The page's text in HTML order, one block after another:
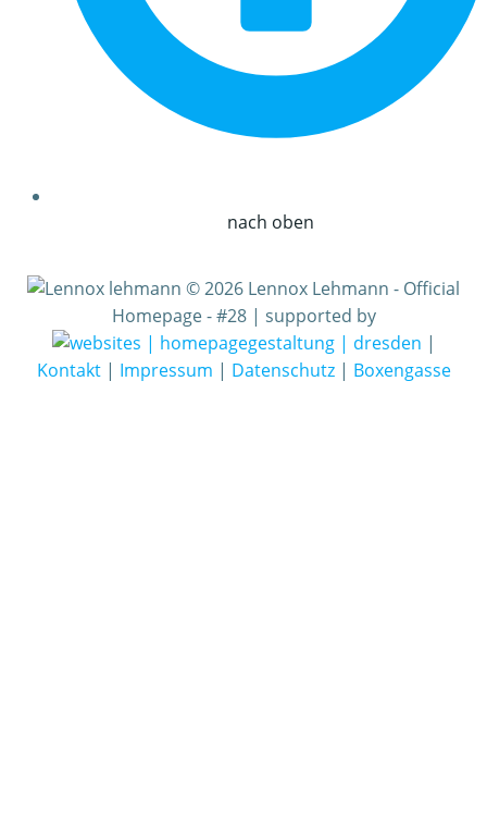
nach oben
© 2026 Lennox Lehmann - Official
Homepage - #28 | supported by
|
Kontakt| Impressum | Datenschutz| Boxengasse